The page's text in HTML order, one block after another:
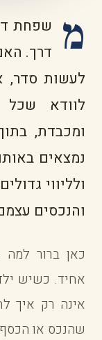
מ שפחת
דרך.
לעשות סדר,
לוודא שכל
ומכבדת,
נמצאים
ולליווי
והנכסים
כאן ברור למה
אחיד. כשיש
אינה רק איך
שהנכס או